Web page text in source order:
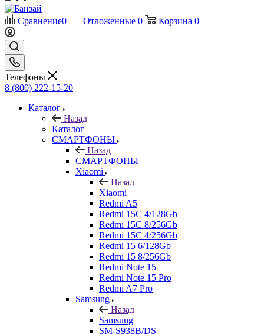
Сравнение0 Отложенные 0 Корзина 0
Телефоны
8 (800) 222-15-20
Каталог
Назад
Каталог
СМАРТФОНЫ
Назад
СМАРТФОНЫ
Xiaomi
Назад
Xiaomi
Redmi A5
Redmi 15C 4/128Gb
Redmi 15C 8/256Gb
Redmi 15C 4/256Gb
Redmi 15 6/128Gb
Redmi 15 8/256Gb
Redmi Note 15
Redmi Note 15 Pro
Redmi A7 Pro
Samsung
Назад
Samsung
SM-S938B/DS